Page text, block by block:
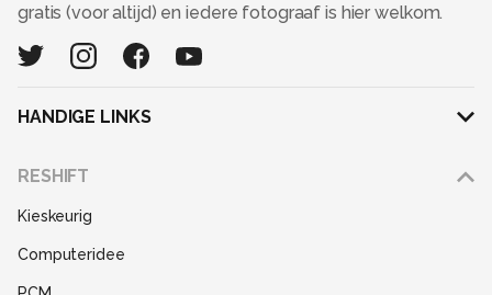
gratis (voor altijd) en iedere fotograaf is hier welkom.
HANDIGE LINKS
RESHIFT
Kieskeurig
Computeridee